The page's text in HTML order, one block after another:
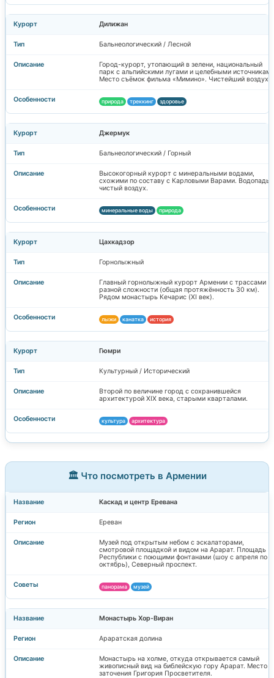
Дилижан
Бальнеологический / Лесной
Город-курорт, утопающий в зелени, национальный
парк с альпийскими лугами и целебными
Место съёмок фильма «Мимино». Чистейший воздух.
природа треккинг здоровье
Джермук
Бальнеологический / Горный
Высокогорный курорт с минеральными водами,
схожими по составу с Карловыми Варами. Водопады,
чистый воздух.
минеральные воды природа
Цахкадзор
Горнолыжный
Главный горнолыжный курорт Армении с трассами
разной сложности (общая протяжённость 30 км).
Рядом монастырь Кечарис (XI век).
лыжи канатка история
Гюмри
Культурный / Исторический
Второй по величине город с сохранившейся
архитектурой XIX века, старыми кварталами.
культура архитектура
🏛️ Что посмотреть в Армении
Каскад и центр Еревана
Ереван
Музей под открытым небом с эскалаторами,
смотровой площадкой и видом на Арарат. Площадь
Республики с поющими фонтанами (шоу с апреля по
октябрь), Северный проспект.
панорама музей
Монастырь Хор-Виран
Араратская долина
Монастырь на холме, откуда открывается самый
живописный вид на библейскую гору Арарат. Место
заточения Григория Просветителя.